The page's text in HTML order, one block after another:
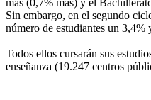
Sin embargo, en el segundo
número de estudiantes un 3,4%
Todos ellos cursarán sus
enseñanza (19.247 centros